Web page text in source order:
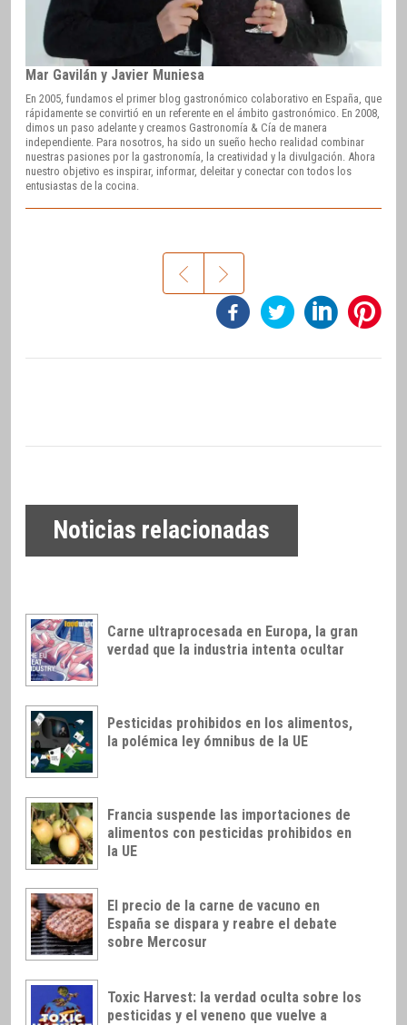
Mar Gavilán y Javier Muniesa
En 2005, fundamos el primer blog gastronómico colaborativo en España, que
rápidamente se convirtió en un referente en el ámbito gastronómico. En 2008,
dimos un paso adelante y creamos Gastronomía & Cía de manera
independiente. Para nosotros, ha sido un sueño hecho realidad combinar
nuestras pasiones por la gastronomía, la creatividad y la divulgación. Ahora
nuestro objetivo es inspirar, informar, deleitar y conectar con todos los
entusiastas de la cocina.
Noticias relacionadas
Carne ultraprocesada en Europa, la gran
verdad que la industria intenta ocultar
Pesticidas prohibidos en los alimentos,
la polémica ley ómnibus de la UE
Francia suspende las importaciones de
alimentos con pesticidas prohibidos en
la UE
El precio de la carne de vacuno en
España se dispara y reabre el debate
sobre Mercosur
Toxic Harvest: la verdad oculta sobre los
pesticidas y el veneno que vuelve a